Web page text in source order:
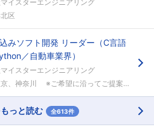
イスターエンジニアリング
区
込みソフト開発 リーダー（C言語
／自動車業界）
イスターエンジニアリング
、神奈川 ※ご希望に沿ってご提案します...
っと読む 全613件